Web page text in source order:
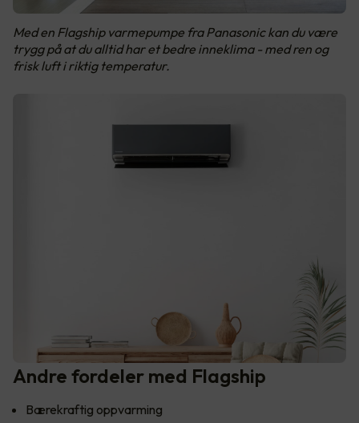
Med en Flagship varmepumpe fra Panasonic kan du være
trygg på at du alltid har et bedre inneklima - med ren og
frisk luft i riktig temperatur.
Andre fordeler med Flagship
Bærekraftig oppvarming